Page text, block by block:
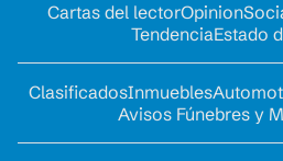
Cartas del lectorOpinion
TendenciaEstado
ClasificadosInmuebles
Avisos Fúnebres y